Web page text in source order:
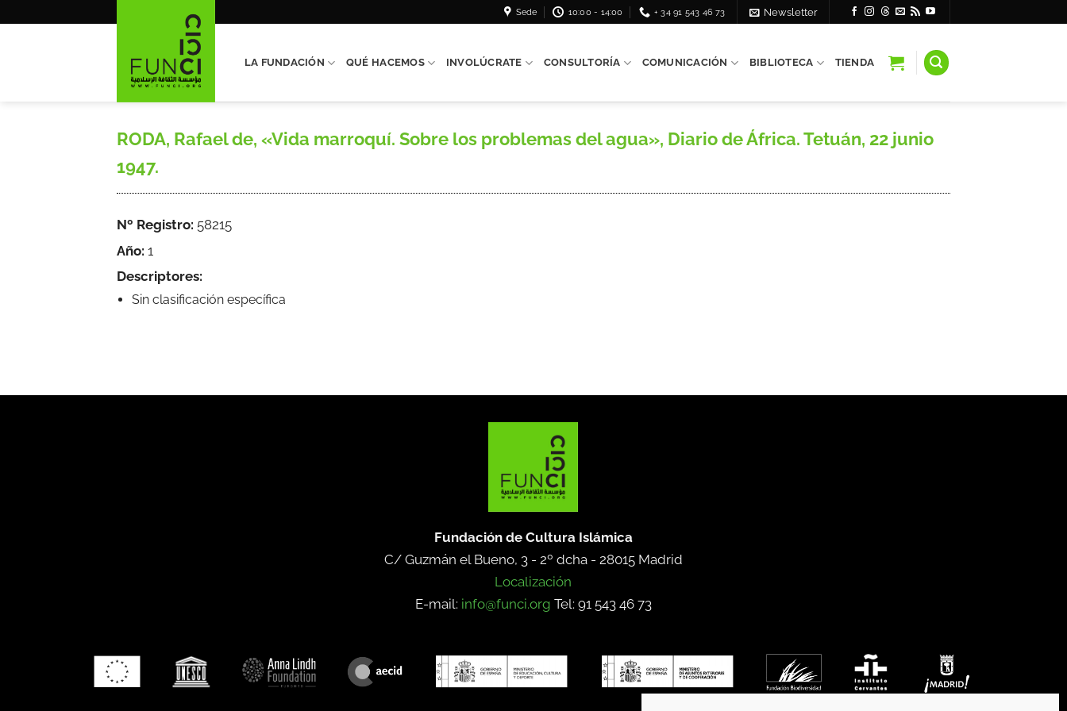
Sede 10:00 - 14:00 + 34 91 543 46 73 Newsletter
LA FUNDACIÓN QUÉ HACEMOS INVOLÚCRATE CONSULTORÍA COMUNICACIÓN BIBLIOTECA TIENDA
RODA, Rafael de, «Vida marroquí. Sobre los problemas del agua», Diario de África. Tetuán, 22 junio
1947.
Nº Registro: 58215
Año: 1
Descriptores:
Sin clasificación específica
Fundación de Cultura Islámica
C/ Guzmán el Bueno, 3 - 2º dcha - 28015 Madrid
Localización
E-mail: info@funci.org Tel: 91 543 46 73